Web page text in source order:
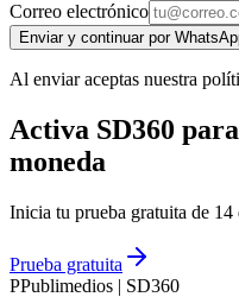
Correo electrónico
Enviar y continuar por
Al enviar aceptas nuestra
Activa SD360
moneda
Inicia tu prueba gratuita de 14
Prueba gratuita
PPublimedios | SD360